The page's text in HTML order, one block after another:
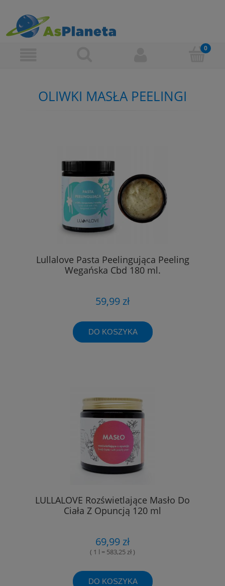
OLIWKI MASŁA PEELINGI
Lullalove Pasta Peelingująca Peeling
Wegańska Cbd 180 ml.
59,99 zł
DO KOSZYKA
LULLALOVE Rozświetlające Masło Do
Ciała Z Opuncją 120 ml
69,99 zł
( 1 l = 583,25 zł )
DO KOSZYKA